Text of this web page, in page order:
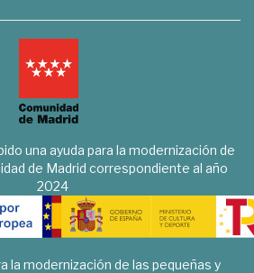
una ayuda para la modernización de
de Madrid correspondiente al año
2024
la modernización de las pequeñas y